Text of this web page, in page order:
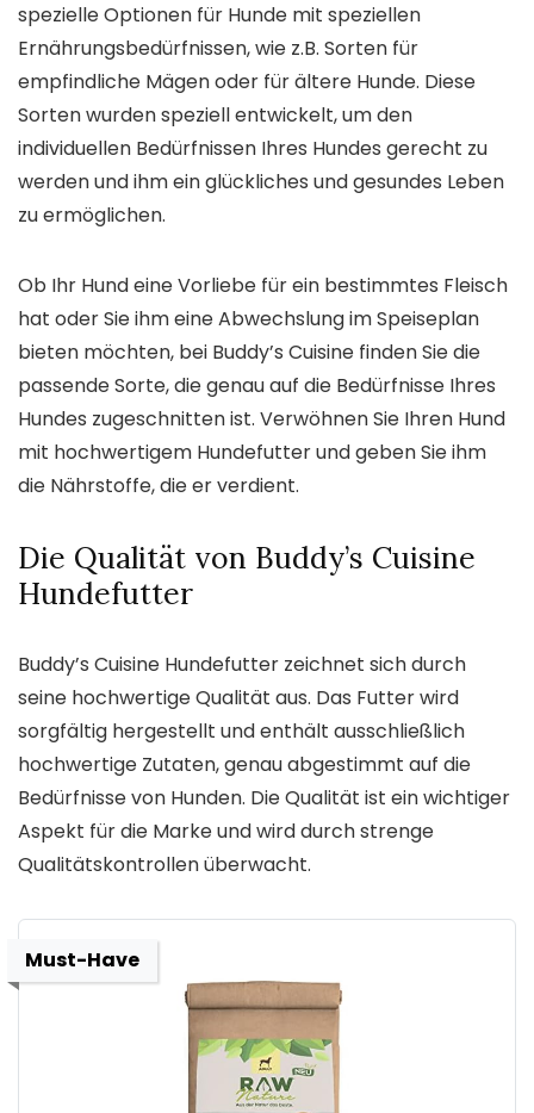
spezielle Optionen für Hunde mit speziellen
Ernährungsbedürfnissen, wie z.B. Sorten für
empfindliche Mägen oder für ältere Hunde. Diese
Sorten wurden speziell entwickelt, um den
individuellen Bedürfnissen Ihres Hundes gerecht zu
werden und ihm ein glückliches und gesundes Leben
zu ermöglichen.
Ob Ihr Hund eine Vorliebe für ein bestimmtes Fleisch
hat oder Sie ihm eine Abwechslung im Speiseplan
bieten möchten, bei Buddy’s Cuisine finden Sie die
passende Sorte, die genau auf die Bedürfnisse Ihres
Hundes zugeschnitten ist. Verwöhnen Sie Ihren Hund
mit hochwertigem Hundefutter und geben Sie ihm
die Nährstoffe, die er verdient.
Die Qualität von Buddy’s Cuisine
Hundefutter
Buddy’s Cuisine Hundefutter zeichnet sich durch
seine hochwertige Qualität aus. Das Futter wird
sorgfältig hergestellt und enthält ausschließlich
hochwertige Zutaten, genau abgestimmt auf die
Bedürfnisse von Hunden. Die Qualität ist ein wichtiger
Aspekt für die Marke und wird durch strenge
Qualitätskontrollen überwacht.
Must-Have